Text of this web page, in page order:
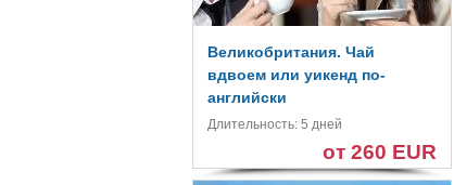
Великобритания. Чай
вдвоем или уикенд по-
английски
Длительность: 5 дней
от 260 EUR